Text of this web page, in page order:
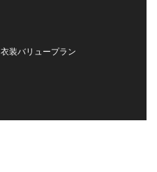
衣装バリュープラン